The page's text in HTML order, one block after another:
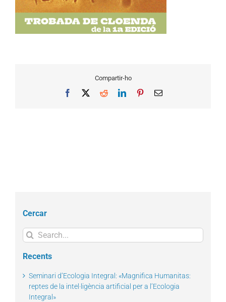
Compartir-ho
Facebook RedditLinkedInPinterestEmail
Cercar
Search
for:
Recents
Seminari d’Ecologia Integral: «Magnifica Humanitas:
reptes de la intel·ligència artificial per a l’Ecologia
Integral»